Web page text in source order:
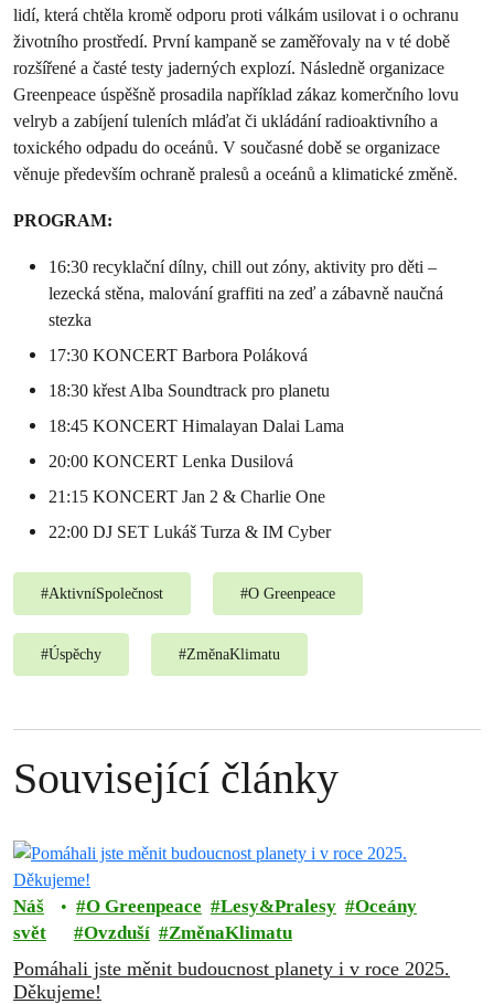
lidí, která chtěla kromě odporu proti válkám usilovat i o ochranu
životního prostředí. První kampaně se zaměřovaly na v té době
rozšířené a časté testy jaderných explozí. Následně organizace
Greenpeace úspěšně prosadila například zákaz komerčního lovu
velryb a zabíjení tuleních mláďat či ukládání radioaktivního a
toxického odpadu do oceánů. V současné době se organizace
věnuje především ochraně pralesů a oceánů a klimatické změně.
PROGRAM:
16:30 recyklační dílny, chill out zóny, aktivity pro děti –
lezecká stěna, malování graffiti na zeď a zábavně naučná
stezka
17:30 KONCERT Barbora Poláková
18:30 křest Alba Soundtrack pro planetu
18:45 KONCERT Himalayan Dalai Lama
20:00 KONCERT Lenka Dusilová
21:15 KONCERT Jan 2 & Charlie One
22:00 DJ SET Lukáš Turza & IM Cyber
#AktivníSpolečnost #O Greenpeace
#Úspěchy #ZměnaKlimatu
Související články
Náš
svět
O Greenpeace Lesy&Pralesy
Oceány
Ovzduší
ZměnaKlimatu
Pomáhali jste měnit budoucnost planety i v roce 2025.
Děkujeme!